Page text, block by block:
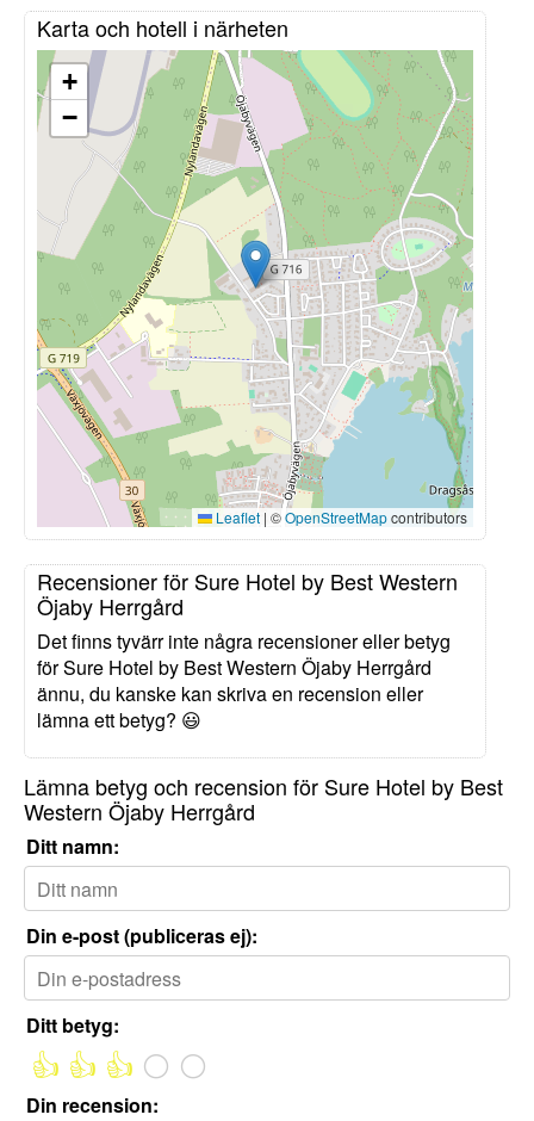
Karta och hotell i närheten
+
−
Leaflet | ©OpenStreetMapcontributors
Recensioner för Sure Hotel by Best Western
Öjaby Herrgård
Det finns tyvärr inte några recensioner eller betyg
för Sure Hotel by Best Western Öjaby Herrgård
ännu, du kanske kan skriva en recension eller
lämna ett betyg? 😃
Lämna betyg och recension för Sure Hotel by Best
Western Öjaby Herrgård
Ditt namn:
Din e-post (publiceras ej):
Ditt betyg:
👍 👍 👍 ⚪ ⚪
Din recension: